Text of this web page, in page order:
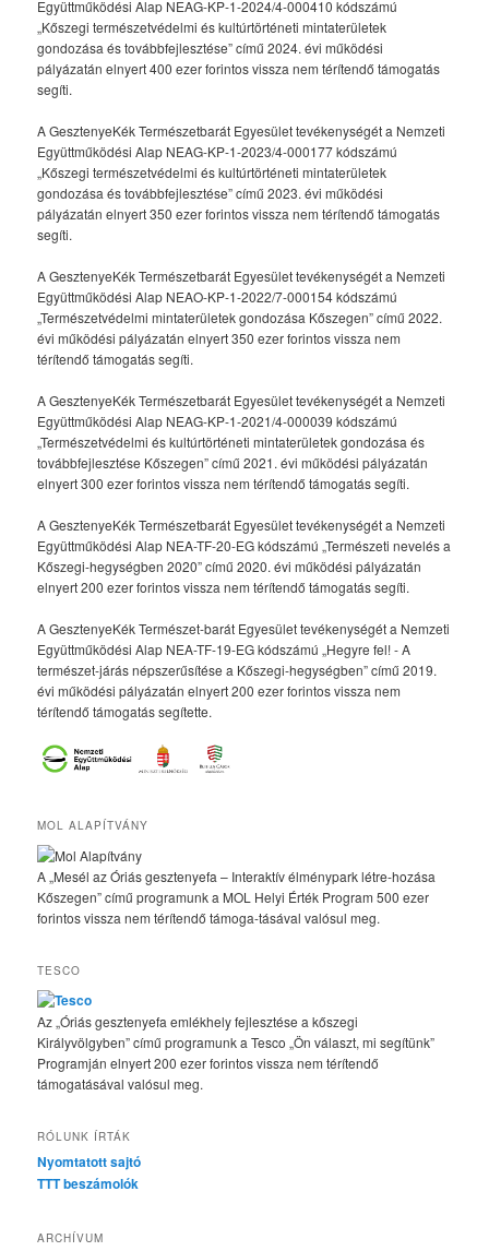
Együttműködési Alap NEAG-KP-1-2024/4-000410 kódszámú
„Kőszegi természetvédelmi és kultúrtörténeti mintaterületek
gondozása és továbbfejlesztése” című 2024. évi működési
pályázatán elnyert 400 ezer forintos vissza nem térítendő támogatás
segíti.
A GesztenyeKék Természetbarát Egyesület tevékenységét a Nemzeti
Együttműködési Alap NEAG-KP-1-2023/4-000177 kódszámú
„Kőszegi természetvédelmi és kultúrtörténeti mintaterületek
gondozása és továbbfejlesztése” című 2023. évi működési
pályázatán elnyert 350 ezer forintos vissza nem térítendő támogatás
segíti.
A GesztenyeKék Természetbarát Egyesület tevékenységét a Nemzeti
Együttműködési Alap NEAO-KP-1-2022/7-000154 kódszámú
„Természetvédelmi mintaterületek gondozása Kőszegen” című 2022.
évi működési pályázatán elnyert 350 ezer forintos vissza nem
térítendő támogatás segíti.
A GesztenyeKék Természetbarát Egyesület tevékenységét a Nemzeti
Együttműködési Alap NEAG-KP-1-2021/4-000039 kódszámú
„Természetvédelmi és kultúrtörténeti mintaterületek gondozása és
továbbfejlesztése Kőszegen” című 2021. évi működési pályázatán
elnyert 300 ezer forintos vissza nem térítendő támogatás segíti.
A GesztenyeKék Természetbarát Egyesület tevékenységét a Nemzeti
Együttműködési Alap NEA-TF-20-EG kódszámú „Természeti nevelés a
Kőszegi-hegységben 2020” című 2020. évi működési pályázatán
elnyert 200 ezer forintos vissza nem térítendő támogatás segíti.
A GesztenyeKék Természet-barát Egyesület tevékenységét a Nemzeti
Együttműködési Alap NEA-TF-19-EG kódszámú „Hegyre fel! - A
természet-járás népszerűsítése a Kőszegi-hegységben” című 2019.
évi működési pályázatán elnyert 200 ezer forintos vissza nem
térítendő támogatás segítette.
MOL ALAPÍTVÁNY
A „Mesél az Óriás gesztenyefa – Interaktív élménypark létre-hozása
Kőszegen” című programunk a MOL Helyi Érték Program 500 ezer
forintos vissza nem térítendő támoga-tásával valósul meg.
TESCO
Az „Óriás gesztenyefa emlékhely fejlesztése a kőszegi
Királyvölgyben” című programunk a Tesco „Ön választ, mi segítünk”
Programján elnyert 200 ezer forintos vissza nem térítendő
támogatásával valósul meg.
RÓLUNK ÍRTÁK
Nyomtatott sajtó
TTT beszámolók
ARCHÍVUM